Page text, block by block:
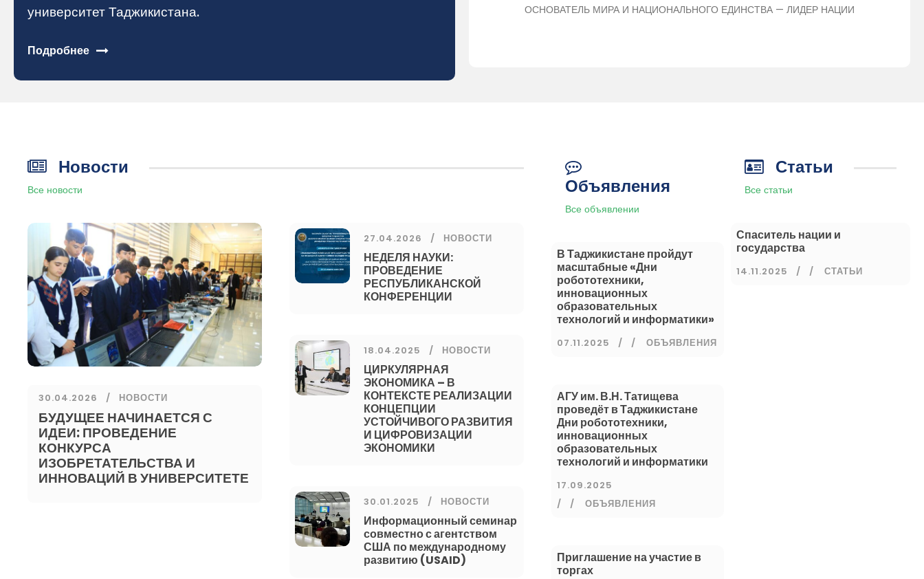
университет Таджикистана.
Подробнее
ОСНОВАТЕЛЬ МИРА И НАЦИОНАЛЬНОГО ЕДИНСТВА — ЛИДЕР НАЦИИ
Новости
Все новости
30.04.2026 НОВОСТИ
БУДУЩЕЕ НАЧИНАЕТСЯ С
ИДЕИ: ПРОВЕДЕНИЕ
КОНКУРСА
ИЗОБРЕТАТЕЛЬСТВА И
ИННОВАЦИЙ В УНИВЕРСИТЕТЕ
27.04.2026 НОВОСТИ
НЕДЕЛЯ НАУКИ:
ПРОВЕДЕНИЕ
РЕСПУБЛИКАНСКОЙ
КОНФЕРЕНЦИИ
18.04.2025 НОВОСТИ
ЦИРКУЛЯРНАЯ
ЭКОНОМИКА – В
КОНТЕКСТЕ РЕАЛИЗАЦИИ
КОНЦЕПЦИИ
УСТОЙЧИВОГО РАЗВИТИЯ
И ЦИФРОВИЗАЦИИ
ЭКОНОМИКИ
30.01.2025 НОВОСТИ
Информационный семинар
совместно с агентством
США по международному
развитию (USAID)
Объявления
Все объявлении
В Таджикистане пройдут
масштабные «Дни
робототехники,
инновационных
образовательных
технологий и информатики»
07.11.2025 / ОБЪЯВЛЕНИЯ
АГУ им. В.Н. Татищева
проведёт в Таджикистане
Дни робототехники,
инновационных
образовательных
технологий и информатики
17.09.2025
/
ОБЪЯВЛЕНИЯ
Приглашение на участие в
торгах
Статьи
Все статьи
Спаситель нации и
государства
14.11.2025 / СТАТЬИ